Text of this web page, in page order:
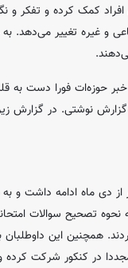
افراد کمک کرده و تفکر
و غیره تغییر می‌دهد.
حوزه‌ات فورا دست به
نوشتی. در گزارش
نوبت اول کنکور ۱۴۰۲، به نحوه
در کنکور شرکت